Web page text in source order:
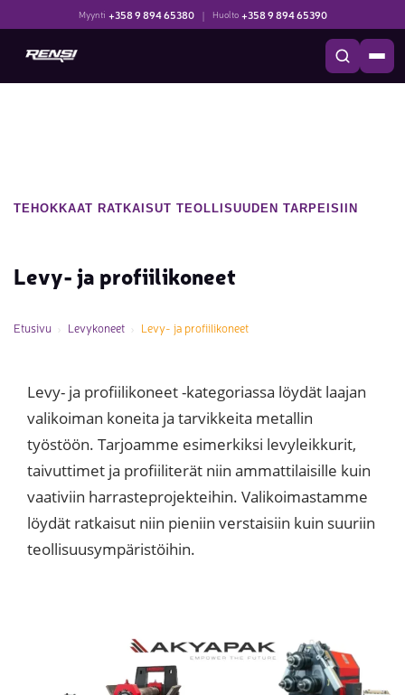
Myynti +358 9 894 65380 | Huolto +358 9 894 65390
TEHOKKAAT RATKAISUT TEOLLISUUDEN TARPEISIIN
Levy- ja profiilikoneet
Etusivu Levykoneet Levy- ja profiilikoneet
Levy- ja profiilikoneet -kategoriassa löydät laajan
valikoiman koneita ja tarvikkeita metallin
työstöön. Tarjoamme esimerkiksi levyleikkurit,
taivuttimet ja profiiliterät niin ammattilaisille kuin
vaativiin harrasteprojekteihin. Valikoimastamme
löydät ratkaisut niin pieniin verstaisiin kuin suuriin
teollisuusympäristöihin.